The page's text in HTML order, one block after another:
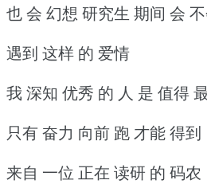
也 会 幻想 研究生 期间 会
遇到 这样 的 爱情
我 深知 优秀 的 人 是 值得
只有 奋力 向前 跑 才能 得
来自 一位 正在 读研 的 码农